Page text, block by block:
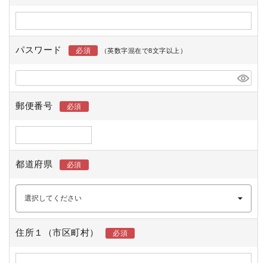
パスワード
郵便番号
都道府県
住所１（市区町村）